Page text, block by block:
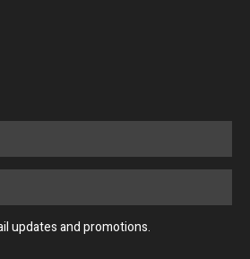
updates and promotions.